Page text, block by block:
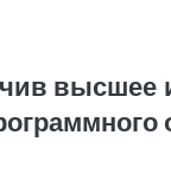
высшее